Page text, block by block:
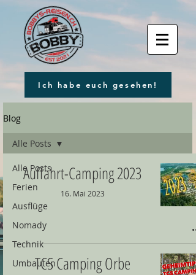
Ich habe euch gesehen!
Blog
Alle Posts
Ferien
Ausflüge
Nomady
Technik
Umbauten
Alle Posts
Auffahrt-Camping 2023
16. Mai 2023
TCS Camping Orbe